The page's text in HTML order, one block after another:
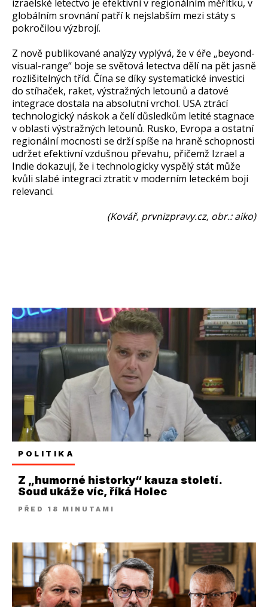
izraelské letectvo je efektivní v regionálním měřítku, v
globálním srovnání patří k nejslabším mezi státy s
pokročilou výzbrojí.
Z nově publikované analýzy vyplývá, že v éře „beyond-
visual-range“ boje se světová letectva dělí na pět jasně
rozlišitelných tříd. Čína se díky systematické investici
do stíhaček, raket, výstražných letounů a datové
integrace dostala na absolutní vrchol. USA ztrácí
technologický náskok a čelí důsledkům letité stagnace
v oblasti výstražných letounů. Rusko, Evropa a ostatní
regionální mocnosti se drží spíše na hraně schopnosti
udržet efektivní vzdušnou převahu, přičemž Izrael a
Indie dokazují, že i technologicky vyspělý stát může
kvůli slabé integraci ztratit v moderním leteckém boji
relevanci.
(Kovář, prvnizpravy.cz, obr.: aiko)
POLITIKA
Z „humorné historky“ kauza století.
Soud ukáže víc, říká Holec
PŘED 18 MINUTAMI